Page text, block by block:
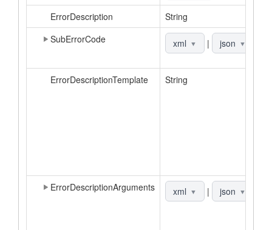
ErrorDescription String
SubErrorCode
xml ▼ | json ▼
ErrorDescriptionTemplate String
ErrorDescriptionArguments
xml ▼ | json ▼